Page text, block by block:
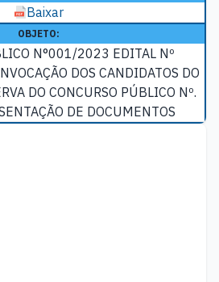
Baixar
OBJETO:
N°001/2023 EDITAL Nº
DOS CANDIDATOS DO
DO CONCURSO PÚBLICO Nº.
DE DOCUMENTOS